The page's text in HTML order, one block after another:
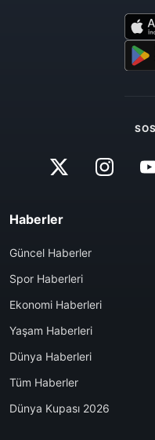
Haberler
Güncel Haberler
Spor Haberleri
Ekonomi Haberleri
Yaşam Haberleri
Dünya Haberleri
Tüm Haberler
Dünya Kupası 2026